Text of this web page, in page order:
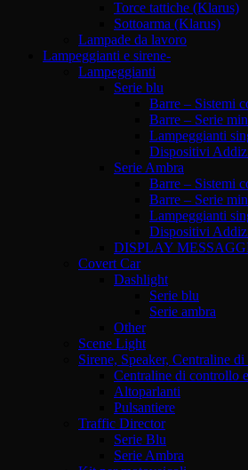
Torce tattiche (Klarus)
Sottoarma (Klarus)
Lampade da lavoro
Lampeggianti e sirene-
Lampeggianti
Serie blu
Barre – Sistemi
Barre – Serie
Lampeggianti
Dispositivi
Serie Ambra
Barre – Sistemi
Barre – Serie
Lampeggianti
Dispositivi
DISPLAY
Covert Car
Dashlight
Serie blu
Serie ambra
Other
Scene Light
Sirene, Speaker, Centraline
Centraline di controllo
Altoparlanti
Pulsantiere
Traffic Director
Serie Blu
Serie Ambra